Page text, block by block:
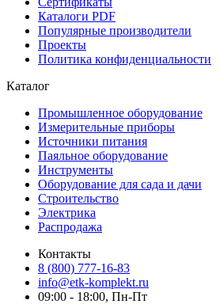
Каталоги PDF
Популярные производители
Проекты
Политика конфиденциальности
Каталог
Промышленное оборудование
Измерительные приборы
Источники питания
Паяльное оборудование
Инструменты
Оборудование для сада и дачи
Строительство
Электрика
Распродажа
Контакты
8 (800) 777-16-83
info@etk-komplekt.ru
09:00 - 18:00, Пн-Пт